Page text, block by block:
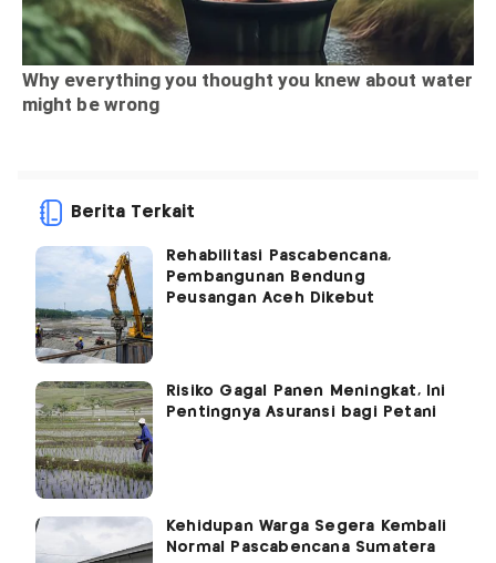
Berita Terkait
Rehabilitasi Pascabencana,
Pembangunan Bendung
Peusangan Aceh Dikebut
Risiko Gagal Panen Meningkat, Ini
Pentingnya Asuransi bagi Petani
Kehidupan Warga Segera Kembali
Normal Pascabencana Sumatera